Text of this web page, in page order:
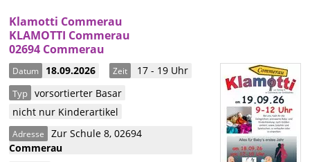
Klamotti Commerau
KLAMOTTI Commerau
02694 Commerau
Datum 18.09.2026 Zeit 17 - 19 Uhr
Typ vorsortierter Basar
nicht nur Kinderartikel
Adresse Zur Schule 8,02694
Commerau